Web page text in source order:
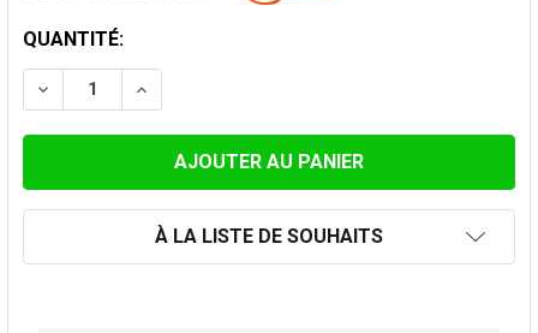
STOCK
ACTUEL:
QUANTITÉ:
DIMINUER LA QUANTITÉ DE ENJOLIVEUR POUR 150MM
AUGMENTER LA QUANTITÉ DE ENJOLIVEUR
À LA LISTE DE SOUHAITS